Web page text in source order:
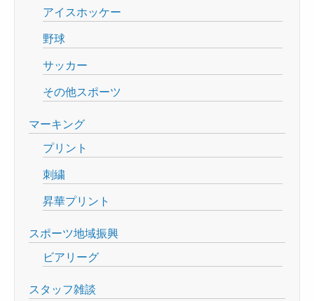
アイスホッケー
野球
サッカー
その他スポーツ
マーキング
プリント
刺繍
昇華プリント
スポーツ地域振興
ビアリーグ
スタッフ雑談